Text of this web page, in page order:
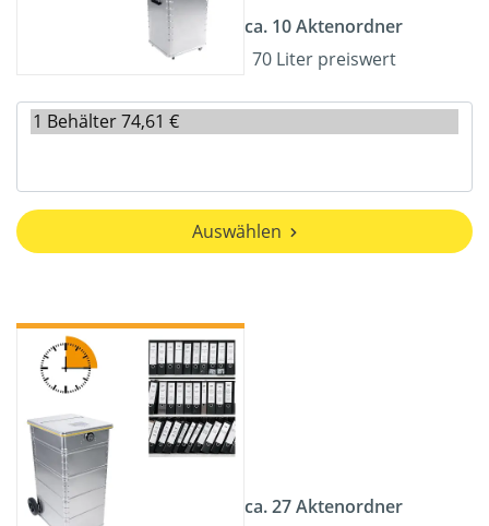
ca. 10 Aktenordner
70 Liter preiswert
Auswählen
ca. 27 Aktenordner